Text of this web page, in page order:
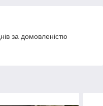
за домовленістю